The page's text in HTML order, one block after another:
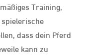
Training,
dass dein Pferd
kann zu